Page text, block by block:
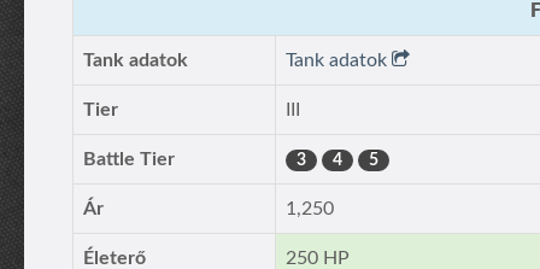
Tank adatok Tank adatok
Tier
Battle Tier 3 4 5
Ár 1,250
Életerő 250 HP